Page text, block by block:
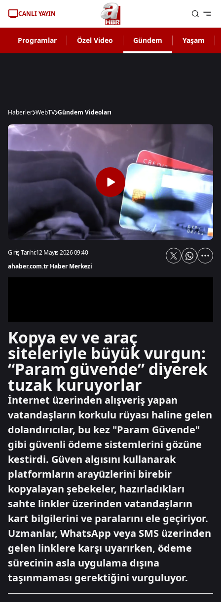
CANLI YAYIN
Programlar Özel Video Gündem Yaşam
Haberler WebTV Gündem Videoları
Giriş Tarihi:12 Mayıs 2026 09:40
ahaber.com.tr Haber Merkezi
Kopya ev ve araç
siteleriyle büyük vurgun:
“Param güvende” diyerek
tuzak kuruyorlar
İnternet üzerinden alışveriş yapan
vatandaşların korkulu rüyası haline gelen
dolandırıcılar, bu kez "Param Güvende"
gibi güvenli ödeme sistemlerini gözüne
kestirdi. Güven algısını kullanarak
platformların arayüzlerini birebir
kopyalayan şebekeler, hazırladıkları
sahte linkler üzerinden vatandaşların
kart bilgilerini ve paralarını ele geçiriyor.
Uzmanlar, WhatsApp veya SMS üzerinden
gelen linklere karşı uyarırken, ödeme
sürecinin asla uygulama dışına
taşınmaması gerektiğini vurguluyor.